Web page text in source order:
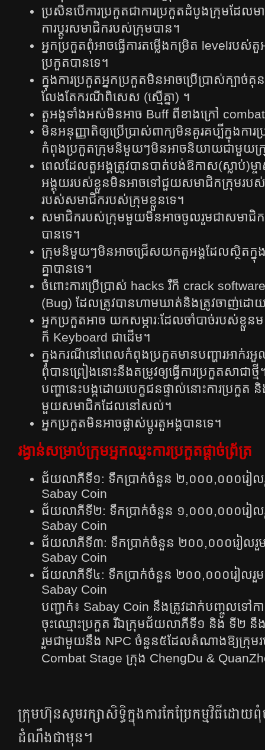
ប្រសិនបើ​ការ​ប្រកួតជាការប្រកួត​ដំបូង​ក្រុមដែលម
ការ​ប្តូរ​សមា​ជិក​របស់ក្រុមបាន​។
អ្នក​ប្រកួតពុំអាចធ្វើការតម្លើងកម្រិត​ levelរប
ប្រកួតបានទេ។
ក្នុង​ការ​ប្រកួត​អ្នក​ប្រកួត​មិន​អាច​ប្រើ​ប្រាស់​ក្បា
លែង​តែ​ករណី​ពិសេស (ស្មើគ្នា) ។
តួ​អង្គទាំងអស់មិនអាច​ Buff ពីខាងក្រៅ​
មិន​អនុញ្ញាតិ​ឲ្យ​ប្រើ​ប្រាស់​ពាក្យ​មិន​គួរ​គប្បី​ក្នុង​ក
កំពុងប្រកួតក្រុមនិមួយៗមិនអាចនិយាយជាមួយក្រុ
ពេល​​​ដែល​តួ​អង្គ​ត្រូវ​បាន​បាត់​បង់​ឱកាស(ស្លាប់)​​ម្ចា
អង្គុយ​របស់​ខ្លួន​មិន​អាច​ទៅ​ជួយ​សមាជិក​ក្រុម​របស់​​​
របស់​សមាជិក​របស់​ក្រុម​ខ្លួន​ទេ​។
សមាជិក​របស់​ក្រុម​មួយ​មិន​អាច​ចូល​រួម​ជា​សមាជិក​
បាន​ទេ។
ក្រុមនិមួយៗមិនអាចជ្រើសយកតួអង្គដែលស្ថិតក្នុ
គ្នាបានទេ។
ចំពោះការប្រើប្រាស់​ hacks រឺក៏ crack
(Bug) ដែល​ត្រូវ​បាន​ហាម​ឃាត់​និង​ត្រូវ​ចាញ់​ដោយ​
អ្នក​ប្រកួត​អាច​ យក​សម្ភារៈដែល​ចាំ​បាច់​របស់​ខ្លួ
ក៏ Keyboard​ ជាដើម។
ក្នុង​ករណី​នៅ​ពេល​កំពុង​ប្រកួត​មាន​បញ្ហា​រអាក់​រអួ
ពុំ​បាន​ព្រៀង​នោះ​នឹង​តម្រូវ​ឲ្យ​ធ្វើ​ការ​ប្រកួត​សា​ជា​ថ្
បញ្ហា​នេះ​បង្ក​ដោយ​បេក្ខ​ជន​ផ្ទាល់​នោះ​ការ​ប្រកួត ​និ
មួយ​សមាជិក​ដែល​នៅ​សល់។
អ្នកប្រកួតមិនអាចផ្លាស់ប្តូរតួអង្គបានទេ។
រង្វាន់សម្រាប់ក្រុមអ្នកឈ្នះការប្រកួតផ្តាច់ព្រ័ត្រ
ជ័យលាភីទី១: ទឹកប្រាក់ចំនួន ២,០០០,០០០រៀ
Sabay Coin
ជ័យលាភីទី២: ទឹកប្រាក់ចំនួន ១,០០០,០០០រៀ
Sabay Coin
ជ័យលាភីទី៣: ទឹកប្រាក់ចំនួន ២០០,០០០រៀល
Sabay Coin
ជ័យលាភីទី៤: ទឹកប្រាក់ចំនួន ២០០,០០០រៀលរួ
Sabay Coin
បញ្ជាក់៖ Sabay Coin នឹងត្រូវដាក់បញ្ចូលទៅ
ចុះឈ្មោះប្រកួត រី​ឯ​​ក្រុម​ជ័យ​លាភី​ទី​១​ និង ទី២ ​នឹង​
រួម​ជាមួយ​នឹង​ NPC ចំនួន​៥​ដែល​តំណាង​ឱ្យ​ក្រុម​
Combat Stage ក្រុង ChengDu &
ក្រុមហ៊ុនសូមរក្សាសិទ្ធិក្នុងការកែប្រែកម្មវិធីដោយ
ដំណឹង​ជាមុន។